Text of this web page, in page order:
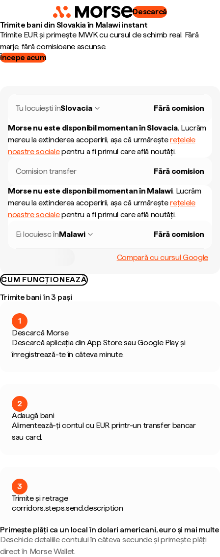
Descarcă
Trimite bani din Slovakia în Malawi instant
Trimite EUR și primește MWK cu cursul de schimb real. Fără
marje, fără comisioane ascunse.
Începe acum
Tu locuiești înSlovacia Fără comision
Morse nu este disponibil momentan înSlovacia. Lucrăm
mereu la extinderea acoperirii, așa că urmăreșterețelele
noastre socialepentru a fi primul care află noutăți.
Comision transfer Fără comision
Morse nu este disponibil momentan în Malawi. Lucrăm
mereu la extinderea acoperirii, așa că urmăreșterețelele
noastre socialepentru a fi primul care află noutăți.
Ei locuiesc înMalawi Fără comision
Compară cu cursul Google
CUM FUNCȚIONEAZĂ
Trimite bani în 3 pași
1
Descarcă Morse
Descarcă aplicația din App Store sau Google Play și
înregistrează-te în câteva minute.
2
Adaugă bani
Alimentează-ți contul cu EUR printr-un transfer bancar
sau card.
3
Trimite și retrage
corridors.steps.send.description
Primește plăți ca un local în dolari americani, euro și mai multe
Deschide detaliile contului în câteva secunde și primește plăți
direct în Morse Wallet.